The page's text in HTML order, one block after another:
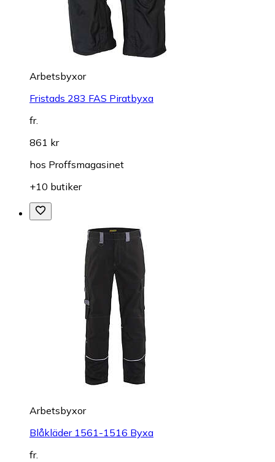
Arbetsbyxor
Fristads 283 FAS Piratbyxa
fr.
861 kr
hos Proffsmagasinet
+10 butiker
Arbetsbyxor
Blåkläder 1561-1516 Byxa
fr.